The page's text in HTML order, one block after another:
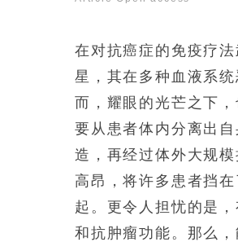
在对抗癌症的免疫疗
星，其在多种血液系
而，耀眼的光芒之下
要从患者体内分离出
造，再经过体外大规
高昂，将许多患者挡
起。更令人担忧的是
和抗肿瘤功能。那么